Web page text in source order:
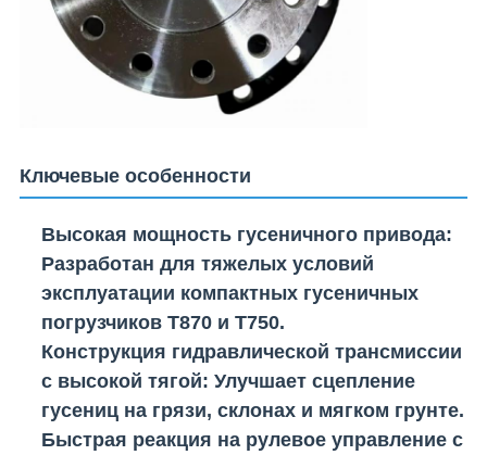
Ключевые особенности
Высокая мощность гусеничного привода:
Разработан для тяжелых условий
эксплуатации компактных гусеничных
погрузчиков T870 и T750.
Конструкция гидравлической трансмиссии
с высокой тягой: Улучшает сцепление
гусениц на грязи, склонах и мягком грунте.
Быстрая реакция на рулевое управление с